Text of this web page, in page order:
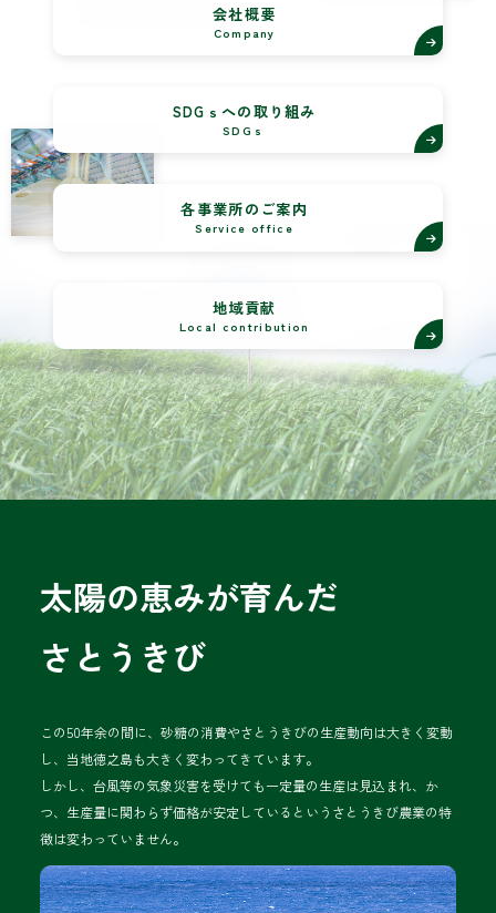
会社概要
Company
SDGｓへの取り組み
SDGｓ
各事業所のご案内
Service office
地域貢献
Local contribution
太陽の恵みが育んだ
さとうきび
この50年余の間に、砂糖の消費やさとうきびの生産動向は大きく変動
し、当地徳之島も大きく変わってきています。
しかし、台風等の気象災害を受けても一定量の生産は見込まれ、か
つ、生産量に関わらず価格が安定しているというさとうきび農業の特
徴は変わっていません。